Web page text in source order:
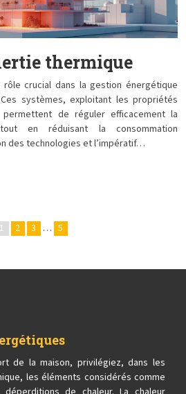
thermique
rôle crucial dans la gestion énergétique
systèmes, exploitant les propriétés
permettent de réguler efficacement la
en réduisant la consommation
des technologies et l’impératif…
1 2 3 … 5
de la maison, privilégiez, dans les
les éléments considérés comme